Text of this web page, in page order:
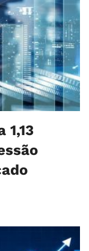
1,13